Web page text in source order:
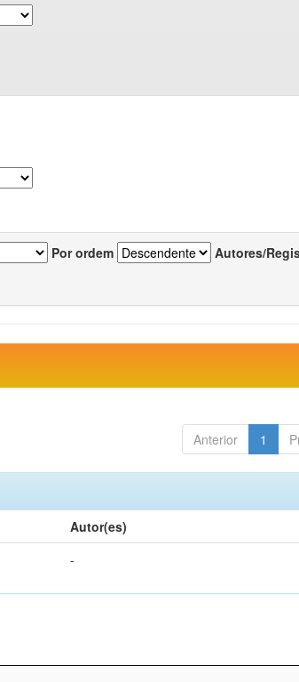
Por ordem Autores/
Anterior 1
Autor(es)
-